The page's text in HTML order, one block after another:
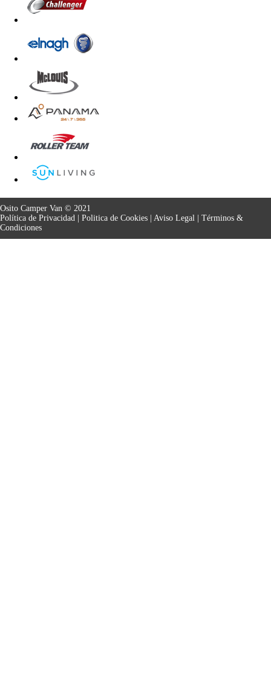
Osito Camper Van © 2021
Política de Privacidad
Politica de Cookies Aviso Legal
Términos &
Condiciones